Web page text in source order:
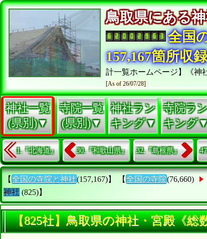
鳥取県にある
全国
157,167箇所収
計一覧ホームページ】《神
[As of 26/07/28]
神社一覧
(県別)▼
寺院一覧
(県別)▼
神社ラン
キング▼
寺院ラ
キング
1.『北海道』 30.『和歌山県』 32.『島根県』
【 全国の寺院と神社(157,167)】 【 全国の寺院(76,660)
神社 (825)】
【825社】鳥取県の神社・宮殿《総